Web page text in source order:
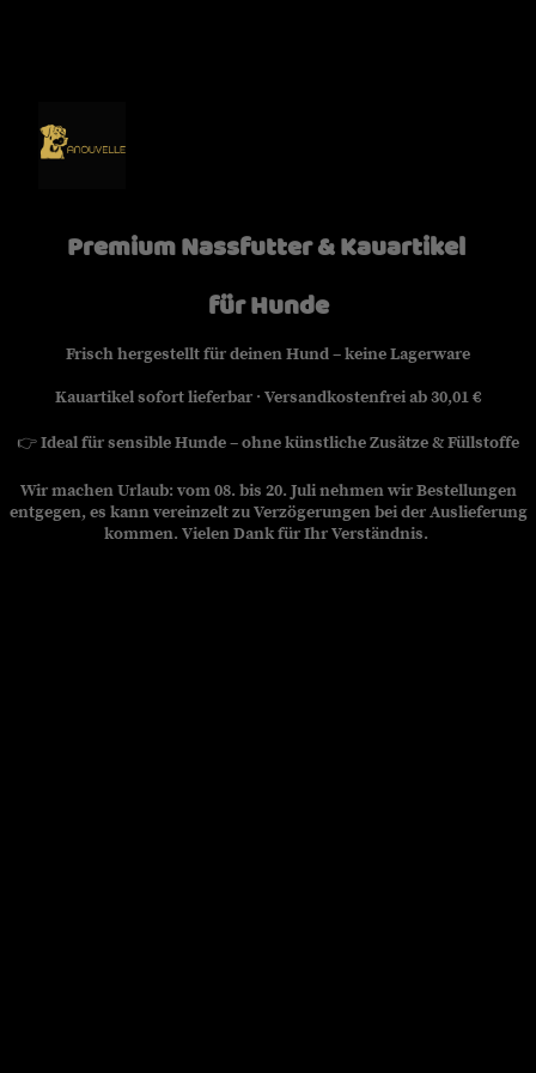
Premium Nassfutter & Kauartikel
für Hunde
Frisch hergestellt für deinen Hund – keine Lagerware
Kauartikel sofort lieferbar · Versandkostenfrei ab 30,01 €
👉Ideal für sensible Hunde – ohne künstliche Zusätze & Füllstoffe
Wir machen Urlaub: vom 08. bis 20. Juli nehmen wir Bestellungen
entgegen, es kann vereinzelt zu Verzögerungen bei der Auslieferung
kommen. Vielen Dank für Ihr Verständnis.